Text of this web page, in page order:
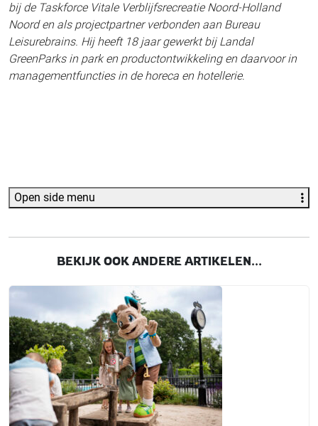
bij de Taskforce Vitale Verblijfsrecreatie Noord-Holland
Noord en als projectpartner verbonden aan Bureau
Leisurebrains. Hij heeft 18 jaar gewerkt bij Landal
GreenParks in park en productontwikkeling en daarvoor in
managementfuncties in de horeca en hotellerie.
Open side menu
BEKIJK OOK ANDERE ARTIKELEN...